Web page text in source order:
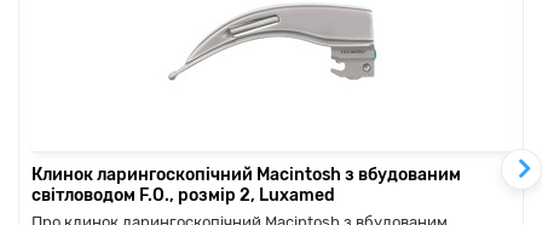
Клинок ларингоскопічний Macintosh з вбудованим
світловодом F.O., розмір 2, Luxamed